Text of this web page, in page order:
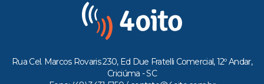
Rua Cel. Marcos Rovaris 230, Ed Due Fratelli Comercial, 12º Andar,
Criciúma - SC